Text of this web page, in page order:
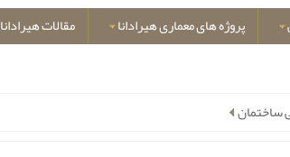
پروژه های معماری هیرادانا مقالات هیرادانا
ساختمان